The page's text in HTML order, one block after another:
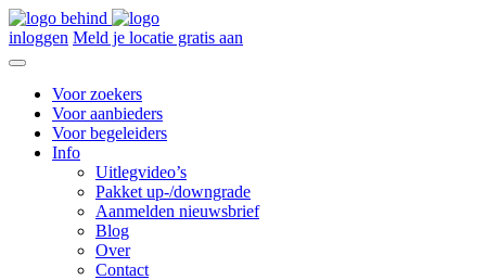
inloggen Meld je locatie gratis aan
Voor zoekers
Voor aanbieders
Voor begeleiders
Info
Uitlegvideo’s
Pakket up-/downgrade
Aanmelden nieuwsbrief
Blog
Over
Contact